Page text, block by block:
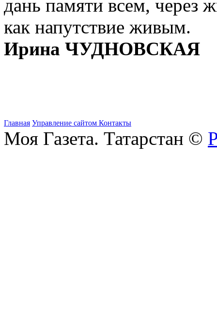
дань памяти всем, через
как напутствие живым.
Ирина ЧУДНОВСКАЯ
Главная Управление сайтом Контакты
Моя Газета. Татарстан ©